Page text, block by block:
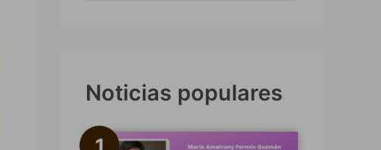
a
p
Noticias populares